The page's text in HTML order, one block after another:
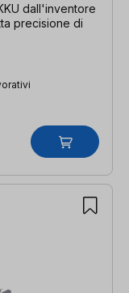
dall'inventore
precisione di